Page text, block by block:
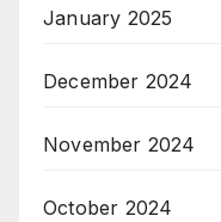
January 2025
December 2024
November 2024
October 2024